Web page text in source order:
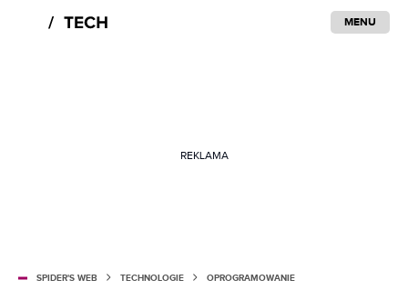
MENU
REKLAMA
SPIDER'S WEB TECHNOLOGIE OPROGRAMOWANIE